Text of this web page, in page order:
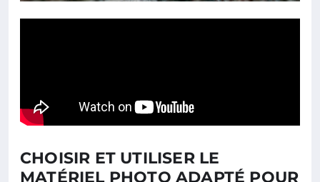
CHOISIR ET UTILISER LE
MATÉRIEL PHOTO ADAPTÉ POUR